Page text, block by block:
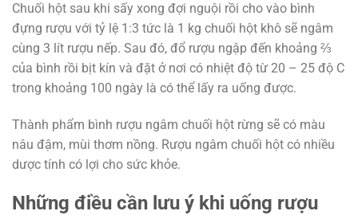
Chuối hột sau khi sấy xong đợi nguội rồi cho vào bình
đựng rượu với tỷ lệ 1:3 tức là 1 kg chuối hột khô sẽ ngâm
cùng 3 lít rượu nếp. Sau đó, đổ rượu ngập đến khoảng ⅔
của bình rồi bịt kín và đặt ở nơi có nhiệt độ từ 20 – 25 độ C
trong khoảng 100 ngày là có thể lấy ra uống được.
Thành phẩm bình rượu ngâm chuối hột rừng sẽ có màu
nâu đậm, mùi thơm nồng. Rượu ngâm chuối hột có nhiều
dược tính có lợi cho sức khỏe.
Những điều cần lưu ý khi uống rượu